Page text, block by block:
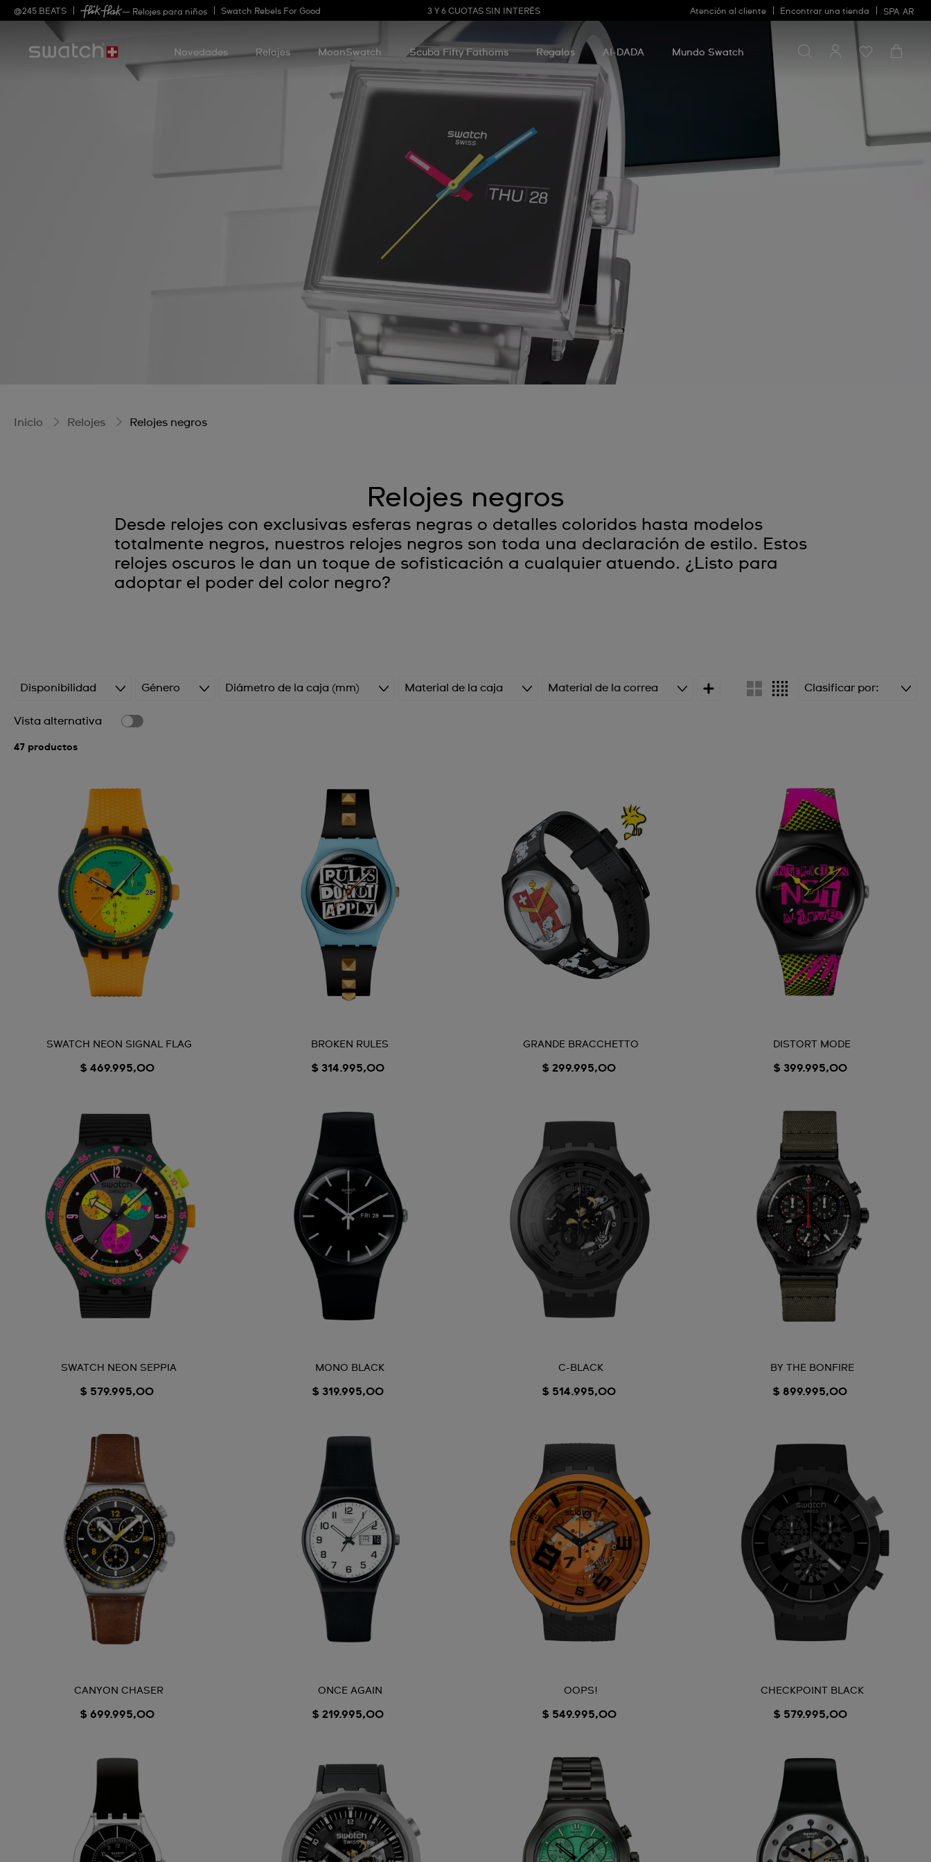
@245 BEATS — Relojes para niños Swatch Rebels For Good 3 Y 6 CUOTAS SIN INTERÉS Atención al cliente Encontrar una tienda SPA AR
Novedades Relojes MoonSwatch Scuba Fifty Fathoms Regalos AI-DADA Mundo Swatch
algo
Inicio Relojes Relojes negros
Relojes negros
Desde relojes con exclusivas esferas negras o detalles coloridos hasta modelos
totalmente negros, nuestros relojes negros son toda una declaración de estilo. Estos
relojes oscuros le dan un toque de sofisticación a cualquier atuendo. ¿Listo para
adoptar el poder del color negro?
Disponibilidad Género Diámetro de la caja (mm) Material de la caja Material de la correa Clasificar por
Vista alternativa
47 productos
SWATCH NEON SIGNAL FLAG
$ 469.995,00
BROKEN RULES
$ 314.995,00
GRANDE BRACCHETTO
$ 299.995,00
DISTORT MODE
$ 399.995,00
SWATCH NEON SEPPIA
$ 579.995,00
MONO BLACK
$ 319.995,00
C-BLACK
$ 514.995,00
BY THE BONFIRE
$ 899.995,00
CANYON CHASER
$ 699.995,00
ONCE AGAIN
$ 219.995,00
OOPS!
$ 549.995,00
CHECKPOINT BLACK
$ 579.995,00